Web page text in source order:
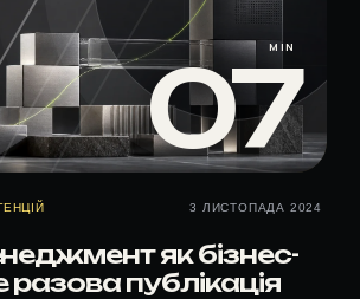
07
MIN
3 ЛИСТОПАДА 2024
як бізнес-
разова публікація